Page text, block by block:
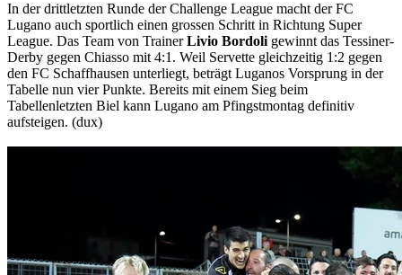
In der drittletzten Runde der Challenge League macht der FC
Lugano auch sportlich einen grossen Schritt in Richtung Super
League. Das Team von TrainerLivio Bordoli gewinnt das Tessiner-
Derby gegen Chiasso mit 4:1. Weil Servette gleichzeitig 1:2 gegen
den FC Schaffhausen unterliegt, beträgt Luganos Vorsprung in der
Tabelle nun vier Punkte. Bereits mit einem Sieg beim
Tabellenletzten Biel kann Lugano am Pfingstmontag definitiv
aufsteigen. (dux)